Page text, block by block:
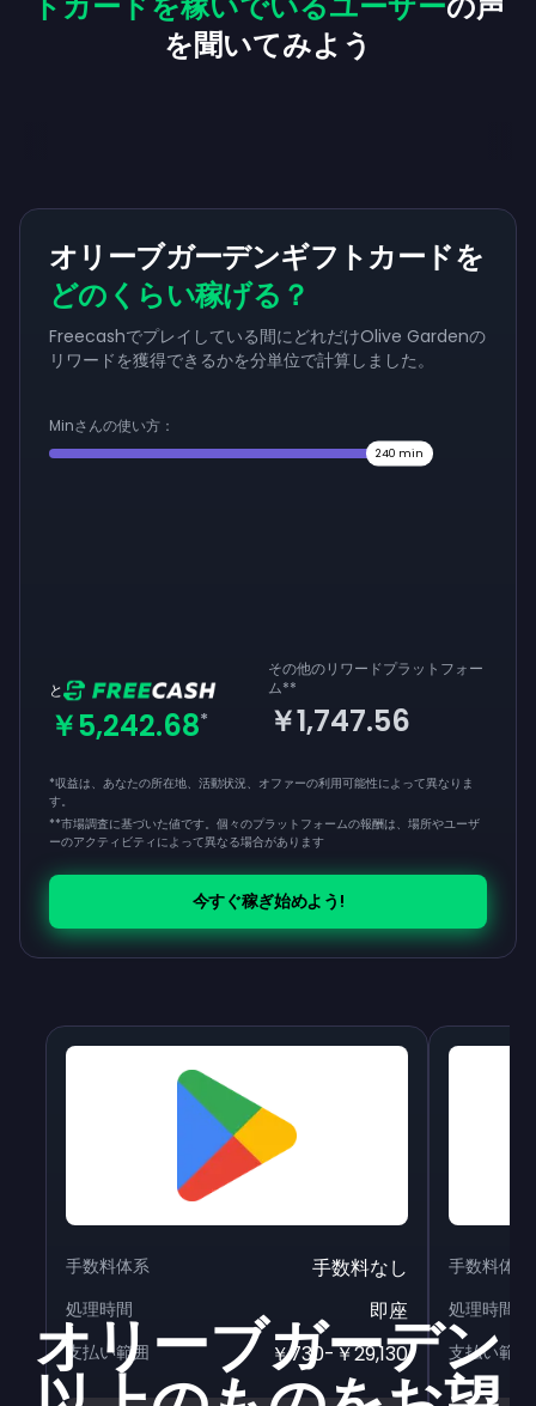
を聞いてみよう
オリーブガーデンギフトカードを
どのくらい稼げる？
Freecashでプレイしている間にどれだけOlive Gardenの
リワードを獲得できるかを分単位で計算しました。
Minさんの使い方：
240 min
と
￥5,242.68*
その他のリワードプラットフォー
ム**
￥1,747.56
*収益は、あなたの所在地、活動状況、オファーの利用可能性によって異なりま
す。
**市場調査に基づいた値です。個々のプラットフォームの報酬は、場所やユーザ
ーのアクティビティによって異なる場合があります
今すぐ稼ぎ始めよう!
手数料体系 手数料なし
処理時間 即座
支払い範囲 ￥730-￥29,130
手数料体系
処理時間
支払い範囲
オリーブガーデン